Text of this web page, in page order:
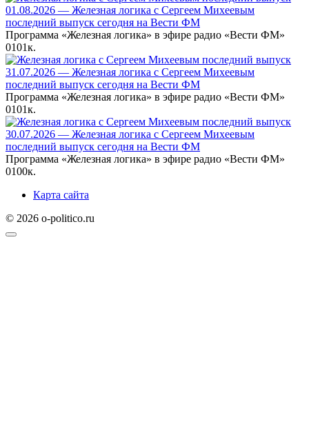
01.08.2026 — Железная логика с Сергеем Михеевым
последний выпуск сегодня на Вести ФМ
Программа «Железная логика» в эфире радио «Вести ФМ»
0101к.
31.07.2026 — Железная логика с Сергеем Михеевым
последний выпуск сегодня на Вести ФМ
Программа «Железная логика» в эфире радио «Вести ФМ»
0101к.
30.07.2026 — Железная логика с Сергеем Михеевым
последний выпуск сегодня на Вести ФМ
Программа «Железная логика» в эфире радио «Вести ФМ»
0100к.
Карта сайта
© 2026 o-politico.ru